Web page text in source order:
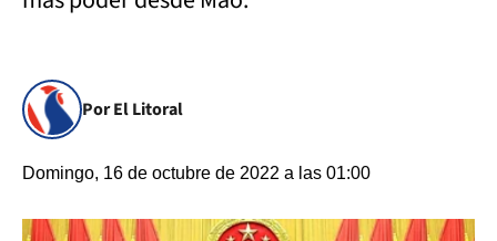
Por El Litoral
Domingo, 16 de octubre de 2022 a las 01:00